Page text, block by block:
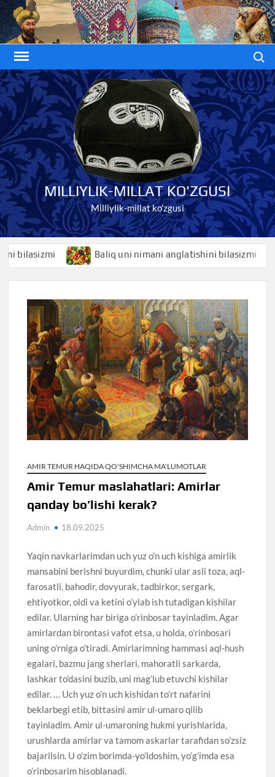
Skip
to
content
MILLIYLIK-MILLAT KO'ZGUSI
Milliylik-millat ko'zgusi
Baliq uni nimani anglatishini bilasizmi
AMIR TEMUR HAQIDA QO'SHIMCHA MA'LUMOTLAR
Amir Temur maslahatlari: Amirlar
qanday bo’lishi kerak?
Admin 18.09.2025
Yaqin navkarlarimdan uch yuz o’n uch kishiga amirlik
mansabini berishni buyurdim, chunki ular asli toza, aql-
farosatli, bahodir, dovyurak, tadbirkor, sergark,
ehtiyotkor, oldi va ketini o’ylab ish tutadigan kishilar
edilar. Ularning har biriga o’rinbosar tayinladim. Agar
amirlardan birontasi vafot etsa, u holda, o’rinbosari
uning o’rniga o’tiradi. Amirlarimning hammasi aql-hush
egalari, bazmu jang sherlari, mahoratli sarkarda,
lashkar to’dasini buzib, uni mag’lub etuvchi kishilar
edilar. … Uch yuz o’n uch kishidan to’rt nafarini
beklarbegi etib, bittasini amir ul-umaro qilib
tayinladim. Amir ul-umaroning hukmi yurishlarida,
urushlarda amirlar va tamom askarlar tarafidan so’zsiz
bajarilsin. U o’zim borimda-yo’ldoshim, yo’g’imda esa
o’rinbosarim hisoblanadi.